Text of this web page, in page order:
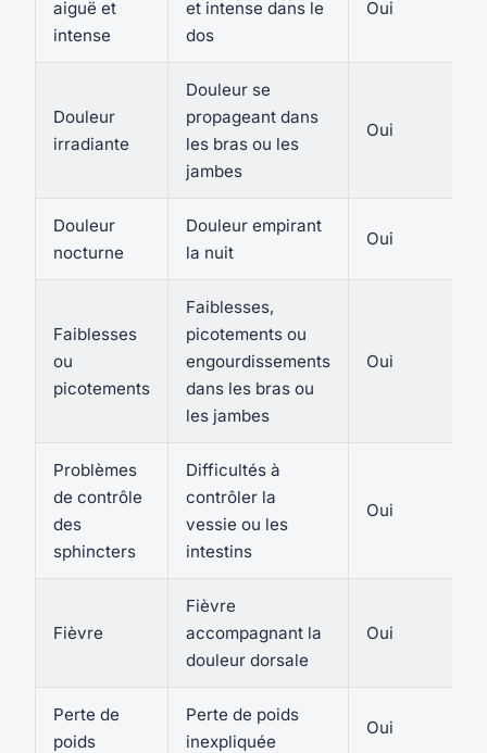
aiguë et
intense
et intense dans le
dos
Oui
Douleur
irradiante
Douleur se
propageant dans
les bras ou les
jambes
Oui
Douleur
nocturne
Douleur empirant
la nuit
Oui
Faiblesses
ou
picotements
Faiblesses,
picotements ou
engourdissements
dans les bras ou
les jambes
Oui
Problèmes
de contrôle
des
sphincters
Difficultés à
contrôler la
vessie ou les
intestins
Oui
Fièvre
Fièvre
accompagnant la
douleur dorsale
Oui
Perte de
poids
Perte de poids
inexpliquée
Oui